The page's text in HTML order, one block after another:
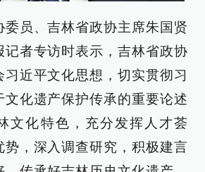
委员、吉林省政协主席朱国贤
记者专访时表示，吉林省政协
近平文化思想，切实贯彻习
文化遗产保护传承的重要论述
文化特色，充分发挥人才荟
势，深入调查研究，积极建言